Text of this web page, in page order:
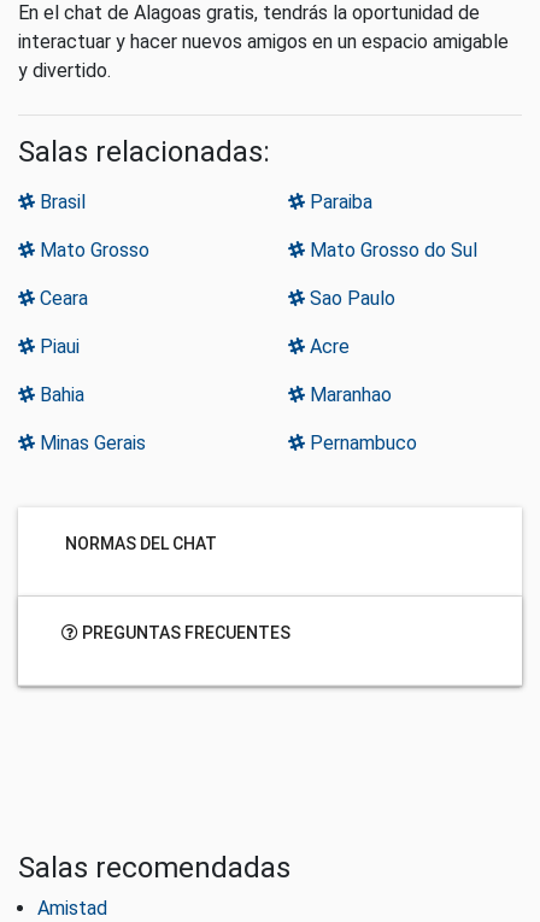
En el chat de Alagoas gratis, tendrás la oportunidad de
interactuar y hacer nuevos amigos en un espacio amigable
y divertido.
Salas relacionadas:
Brasil Paraiba
Mato Grosso Mato Grosso do Sul
Ceara Sao Paulo
Piaui Acre
Bahia Maranhao
Minas Gerais Pernambuco
NORMAS DEL CHAT
PREGUNTAS FRECUENTES
Salas recomendadas
Amistad